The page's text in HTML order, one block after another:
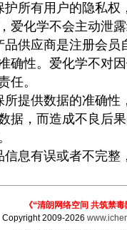
护所有用户的隐私
爱化学不会主动泄露
品供应商是注册会
确性。爱化学不对
任。
所提供数据的准确
据，而造成不良后
息有误或者不完整
《“清朗网络空间 共筑禁
Copyright 2009-2026